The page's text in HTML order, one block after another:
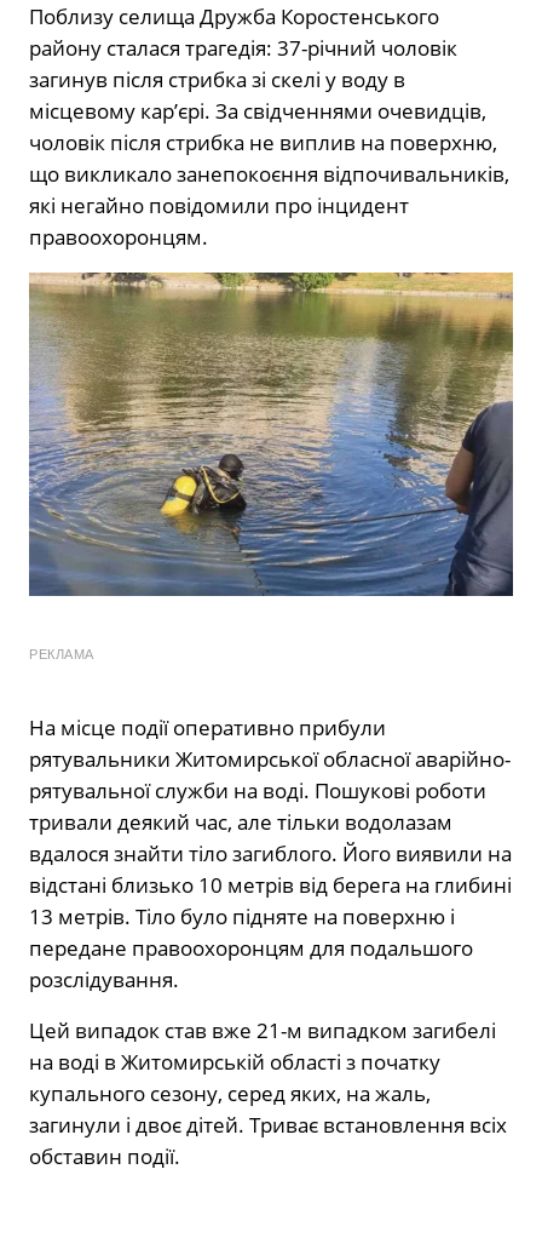
Поблизу селища Дружба Коростенського
району сталася трагедія: 37-річний чоловік
загинув після стрибка зі скелі у воду в
місцевому кар’єрі. За свідченнями очевидців,
чоловік після стрибка не виплив на поверхню,
що викликало занепокоєння відпочивальників,
які негайно повідомили про інцидент
правоохоронцям.
РЕКЛАМА
На місце події оперативно прибули
рятувальники Житомирської обласної аварійно-
рятувальної служби на воді. Пошукові роботи
тривали деякий час, але тільки водолазам
вдалося знайти тіло загиблого. Його виявили на
відстані близько 10 метрів від берега на глибині
13 метрів. Тіло було підняте на поверхню і
передане правоохоронцям для подальшого
розслідування.
Цей випадок став вже 21-м випадком загибелі
на воді в Житомирській області з початку
купального сезону, серед яких, на жаль,
загинули і двоє дітей. Триває встановлення всіх
обставин події.